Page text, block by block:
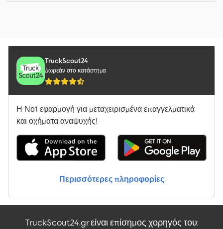
TruckScout24
Δωρεάν στο κατάστημα
Η Νο1 εφαρμογή για μεταχειρισμένα επαγγελματικά
και οχήματα αναψυχής!
Περισσότερες πληροφορίες
TruckScout24.gr είναι επίσημος χορηγός του: